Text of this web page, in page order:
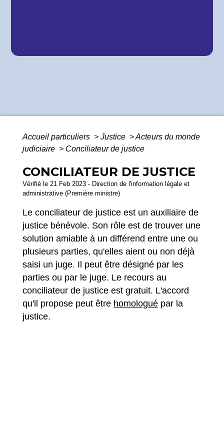
Accueil particuliers > Justice >Acteurs du monde
judiciaire > Conciliateur de justice
CONCILIATEUR DE JUSTICE
Vérifié le 21 Feb 2023 - Direction de l'information légale et
administrative (Première ministre)
Le conciliateur de justice est un auxiliaire de
justice bénévole. Son rôle est de trouver une
solution amiable à un différend entre une ou
plusieurs parties, qu'elles aient ou non déjà
saisi un juge. Il peut être désigné par les
parties ou par le juge. Le recours au
conciliateur de justice est gratuit. L'accord
qu'il propose peut être homologué par la
justice.